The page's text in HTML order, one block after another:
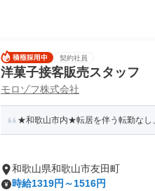
契約社員
洋菓子接客販売スタッフ
モロゾフ株式会社
★和歌山市内★転居を伴う転勤なし
和歌山県和歌山市友田町
時給1319円～1516円